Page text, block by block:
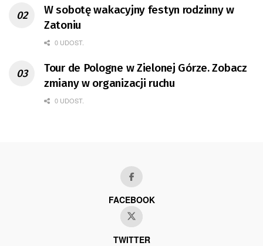
W sobotę wakacyjny festyn rodzinny w
Zatoniu
0 UDOST.
Tour de Pologne w Zielonej Górze. Zobacz
zmiany w organizacji ruchu
0 UDOST.
FACEBOOK
TWITTER